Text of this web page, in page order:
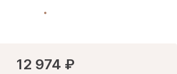
12 974 ₽